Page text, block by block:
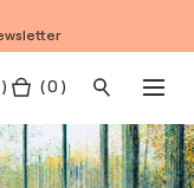
) ( 0 )